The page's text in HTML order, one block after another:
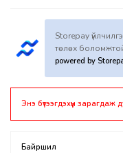
Storepay
төлөх
powered by
Энэ бүтээгдэхүүн
Байршил